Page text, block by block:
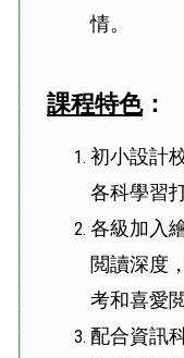
情。
課程特色：
初小設計
各科學習
各級加入
閲讀深度
考和喜愛
配合資訊